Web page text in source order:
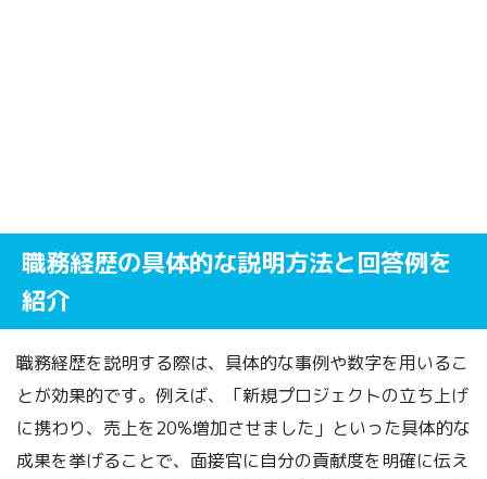
職務経歴の具体的な説明方法と回答例を
紹介
職務経歴を説明する際は、具体的な事例や数字を用いるこ
とが効果的です。例えば、「新規プロジェクトの立ち上げ
に携わり、売上を20%増加させました」といった具体的な
成果を挙げることで、面接官に自分の貢献度を明確に伝え